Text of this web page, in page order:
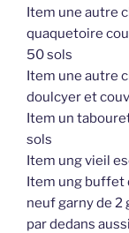
Item une autre
quaquetoire
50 sols
Item une autre
doulcyer et
Item un
sols
Item ung vieil
Item ung buffet
neuf garny de 2
par dedans